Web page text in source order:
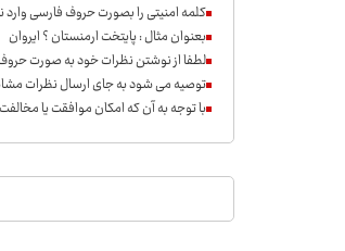
کلمه امنیتی را بصورت حروف فارسی وارد
بعنوان مثال : پایتخت ارمنستان ؟ ایروان
لطفا از نوشتن نظرات خود به صورت
توصیه می شود به جای ارسال نظرات
با توجه به آن که امکان موافقت یا